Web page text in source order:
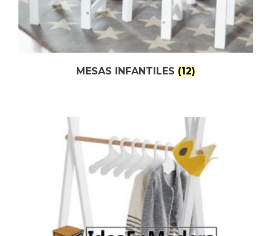
MESAS INFANTILES (12)